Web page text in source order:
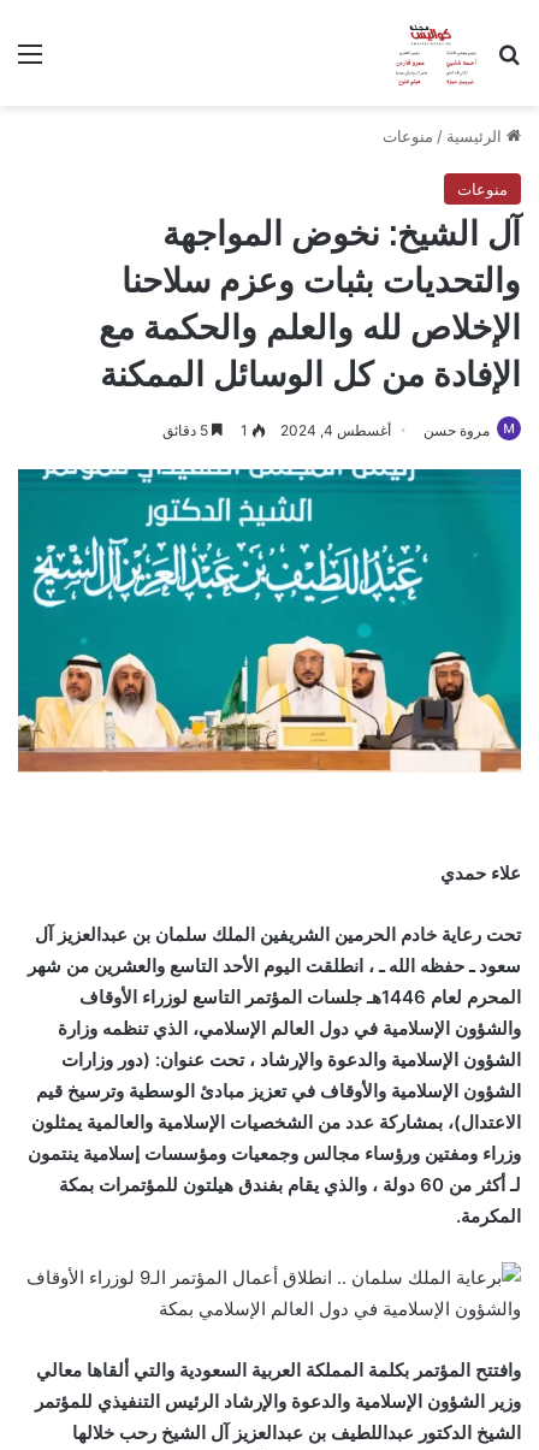
بحث عن
الرئيسية / منوعات
منوعات
آل الشيخ: نخوض المواجهة
والتحديات بثبات وعزم سلاحنا
الإخلاص لله والعلم والحكمة مع
الإفادة من كل الوسائل الممكنة
مروة حسن أغسطس 4, 2024 1
علاء حمدي
تحت رعاية خادم الحرمين الشريفين الملك سلمان بن عبدالعزيز آل
سعود ـ حفظه الله ـ ، انطلقت اليوم الأحد التاسع والعشرين من شهر
المحرم لعام 1446هـ جلسات المؤتمر التاسع لوزراء الأوقاف
والشؤون الإسلامية في دول العالم الإسلامي، الذي تنظمه وزارة
الشؤون الإسلامية والدعوة والإرشاد ، تحت عنوان: (دور وزارات
الشؤون الإسلامية والأوقاف في تعزيز مبادئ الوسطية وترسيخ قيم
الاعتدال)، بمشاركة عدد من الشخصيات الإسلامية والعالمية يمثلون
وزراء ومفتين ورؤساء مجالس وجمعيات ومؤسسات إسلامية ينتمون
لـ أكثر من 60 دولة ، والذي يقام بفندق هيلتون للمؤتمرات بمكة
المكرمة.
وافتتح المؤتمر بكلمة المملكة العربية السعودية والتي ألقاها معالي
وزير الشؤون الإسلامية والدعوة والإرشاد الرئيس التنفيذي للمؤتمر
الشيخ الدكتور عبداللطيف بن عبدالعزيز آل الشيخ رحب خلالها